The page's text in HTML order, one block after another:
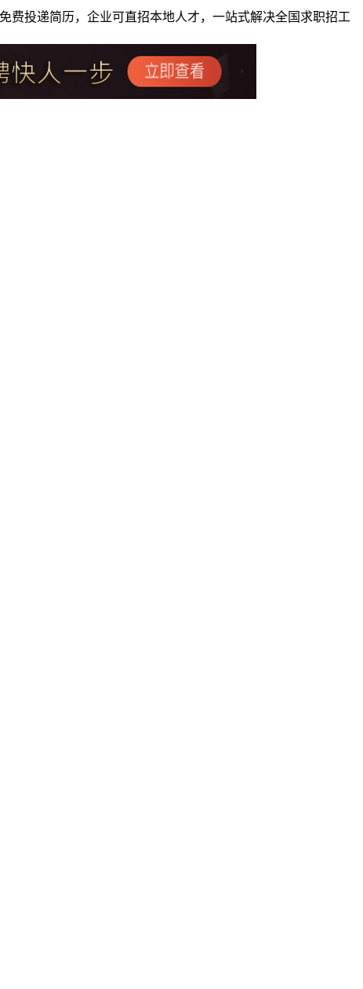
费投递简历，企业可直招本地人才，一站式解决全国求职招工